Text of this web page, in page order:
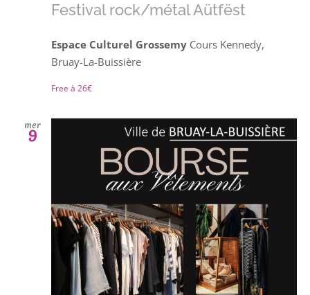
Festival rock/métal Aütfëst
Espace Culturel Grossemy Cours Kennedy,
Bruay-La-Buissière
Free à 26€
mer
9